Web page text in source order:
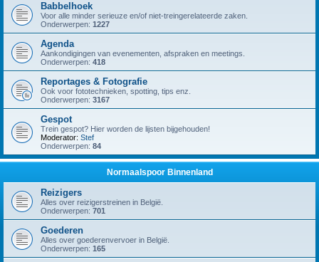
Babbelhoek
Voor alle minder serieuze en/of niet-treingerelateerde zaken.
Onderwerpen: 1227
Agenda
Aankondigingen van evenementen, afspraken en meetings.
Onderwerpen: 418
Reportages & Fotografie
Ook voor fototechnieken, spotting, tips enz.
Onderwerpen: 3167
Gespot
Trein gespot? Hier worden de lijsten bijgehouden!
Moderator: Stef
Onderwerpen: 84
Normaalspoor Binnenland
Reizigers
Alles over reizigerstreinen in België.
Onderwerpen: 701
Goederen
Alles over goederenvervoer in België.
Onderwerpen: 165